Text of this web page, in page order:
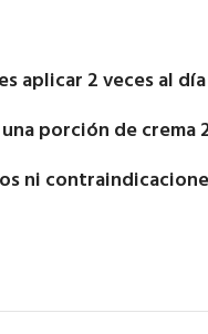
aplicar 2 veces al
porción de
ni